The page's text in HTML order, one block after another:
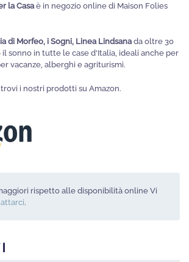
scelte
nella
pagina
la Casa è in negozio online di Maison Folies
di Morfeo, i Sogni, Linea Lindsana da oltre 30
sonno in tutte le case d'Italia, ideali anche per
vacanze, alberghi e agriturismi.
i nostri prodotti su Amazon.
rispetto alle disponibilità online Vi
.